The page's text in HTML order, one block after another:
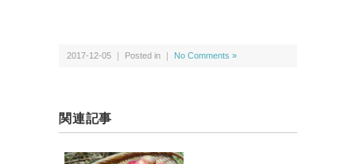
2017-12-05 ｜ Posted in ｜ No Comments »
関連記事